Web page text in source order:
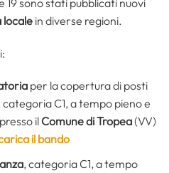
locale in diverse regioni.
per la copertura di posti
categoria C1, a tempo pieno e
il Comune di Tropea(VV)
il bando
, categoria C1, a tempo